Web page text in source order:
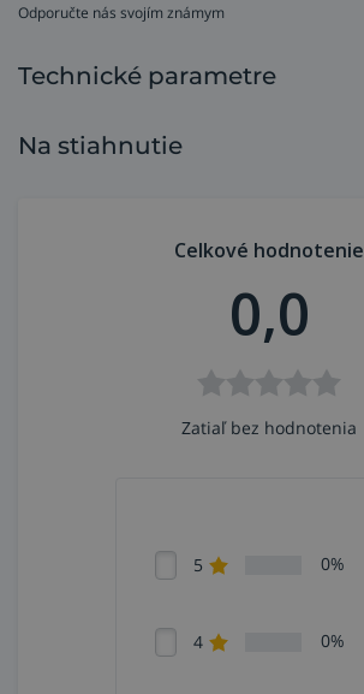
Odporučte nás svojím známym
Technické parametre
Na stiahnutie
Celkové hodnotenie
0,0
Zatiaľ bez hodnotenia
5 0%
4 0%